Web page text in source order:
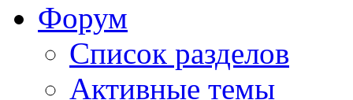
Форум
Список разделов
Активные темы